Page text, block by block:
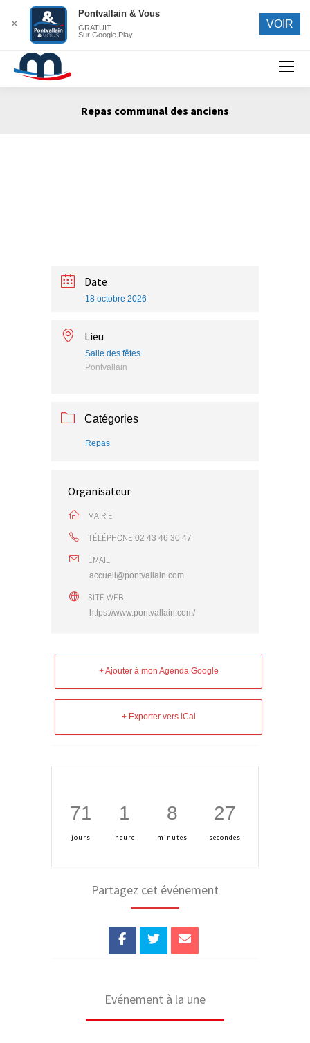
Repas communal des anciens
Date
18 octobre 2026
Lieu
Salle des fêtes
Pontvallain
Catégories
Repas
Organisateur
MAIRIE
TÉLÉPHONE 02 43 46 30 47
EMAIL
accueil@pontvallain.com
SITE WEB
https://www.pontvallain.com/
+ Ajouter à mon Agenda Google
+ Exporter vers iCal
71
jours
1
heure
8
minutes
27
secondes
Partagez cet événement
Evénement à la une
✕
Pontvallain & Vous
GRATUIT
Sur Google Play
VOIR